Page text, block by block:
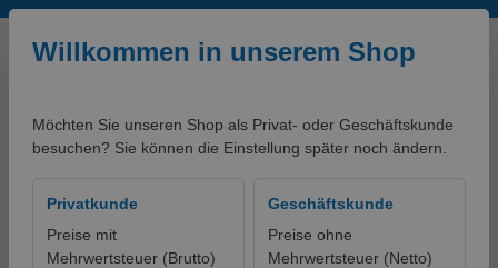
Zum Hauptinhalt springen
Willkommen in unserem Shop
Möchten Sie unseren Shop als Privat- oder Geschäftskunde
besuchen? Sie können die Einstellung später noch ändern.
Privatkunde
Preise mit
Mehrwertsteuer (Brutto)
Geschäftskunde
Preise ohne
Mehrwertsteuer (Netto)